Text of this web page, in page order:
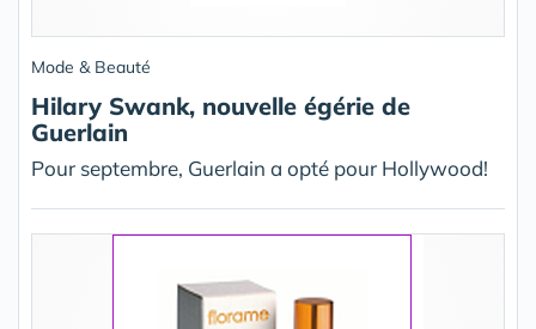
Mode & Beauté
Hilary Swank, nouvelle égérie de
Guerlain
Pour septembre, Guerlain a opté pour Hollywood!